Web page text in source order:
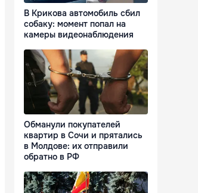
В Крикова автомобиль сбил
собаку: момент попал на
камеры видеонаблюдения
Обманули покупателей
квартир в Сочи и прятались
в Молдове: их отправили
обратно в РФ